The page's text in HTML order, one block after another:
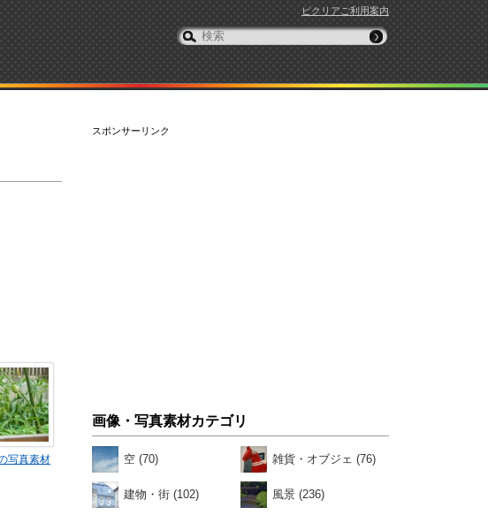
ピクリアご利用案内
スポンサーリンク
画像・写真素材カテゴリ
空 (70) 雑貨・オブジェ (76)
建物・街 (102) 風景 (236)
写真素材